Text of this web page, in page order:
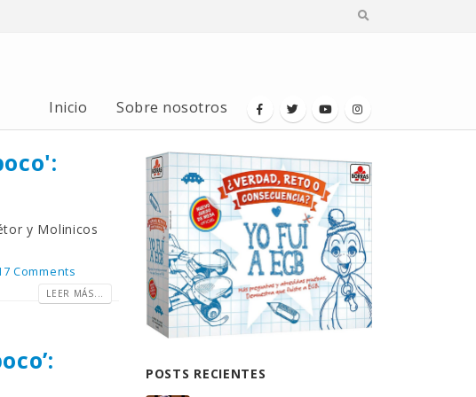
Inicio Sobre nosotros
y Molinicos
Comments
LEER MÁS...
POSTS RECIENTES